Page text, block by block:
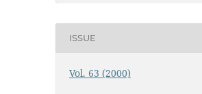
ISSUE
Vol. 63 (2000)